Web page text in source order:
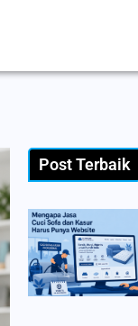
Post Terbaik